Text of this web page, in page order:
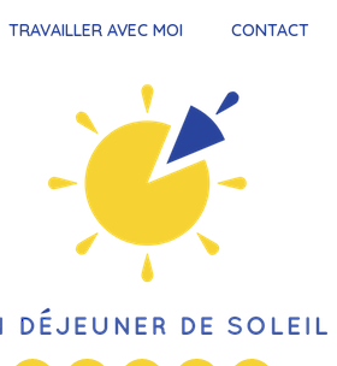
TRAVAILLER AVEC MOI CONTACT